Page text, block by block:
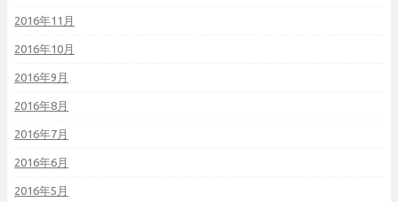
2016年11月
2016年10月
2016年9月
2016年8月
2016年7月
2016年6月
2016年5月